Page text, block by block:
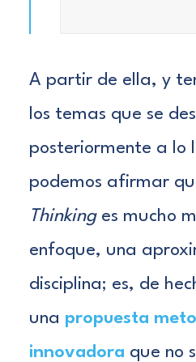
A partir de ella, y
los temas que se
posteriormente a lo
podemos afirmar
Thinking es mucho
enfoque, una
disciplina; es, de
una propuesta
innovadora que no